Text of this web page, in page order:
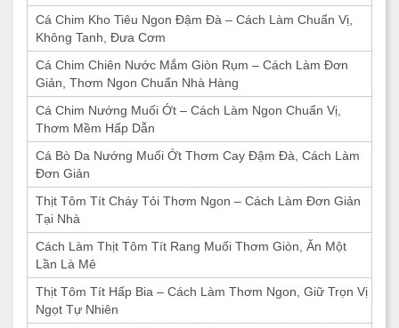
Cá Chim Kho Tiêu Ngon Đậm Đà – Cách Làm Chuẩn Vị,
Không Tanh, Đưa Cơm
Cá Chim Chiên Nước Mắm Giòn Rụm – Cách Làm Đơn
Giản, Thơm Ngon Chuẩn Nhà Hàng
Cá Chim Nướng Muối Ớt – Cách Làm Ngon Chuẩn Vị,
Thơm Mềm Hấp Dẫn
Cá Bò Da Nướng Muối Ớt Thơm Cay Đậm Đà, Cách Làm
Đơn Giản
Thịt Tôm Tít Cháy Tỏi Thơm Ngon – Cách Làm Đơn Giản
Tại Nhà
Cách Làm Thịt Tôm Tít Rang Muối Thơm Giòn, Ăn Một
Lần Là Mê
Thịt Tôm Tít Hấp Bia – Cách Làm Thơm Ngon, Giữ Trọn Vị
Ngọt Tự Nhiên